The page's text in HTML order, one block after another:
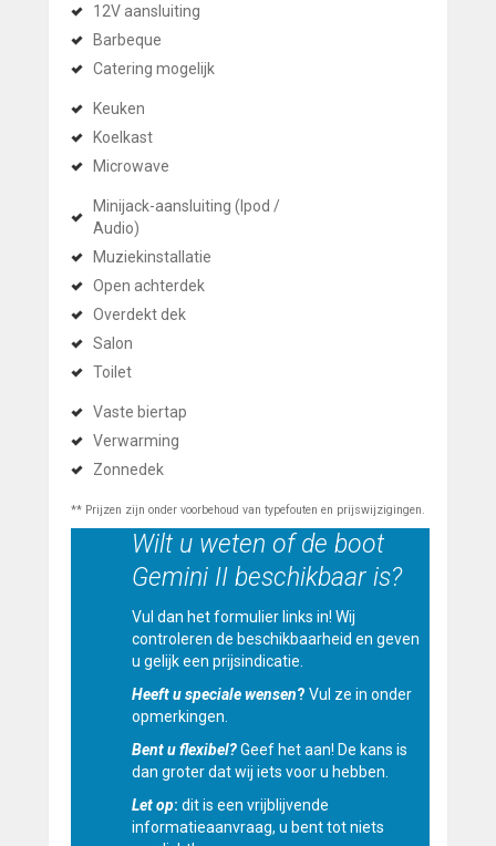
12V aansluiting
Barbeque
Catering mogelijk
Keuken
Koelkast
Microwave
Minijack-aansluiting (Ipod /
Audio)
Muziekinstallatie
Open achterdek
Overdekt dek
Salon
Toilet
Vaste biertap
Verwarming
Zonnedek
** Prijzen zijn onder voorbehoud van typefouten en prijswijzigingen.
Wilt u weten of de boot
Gemini II beschikbaar is?
Vul dan het formulier links in! Wij
controleren de beschikbaarheid en geven
u gelijk een prijsindicatie.
Heeft u speciale wensen? Vul ze in onder
opmerkingen.
Bent u flexibel?Geef het aan! De kans is
dan groter dat wij iets voor u hebben.
Let op: dit is een vrijblijvende
informatieaanvraag, u bent tot niets